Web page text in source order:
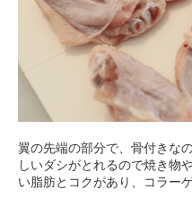
翼の先端の部分で、骨付きな
しいダシがとれるので焼き物
い脂肪とコクがあり、コラー